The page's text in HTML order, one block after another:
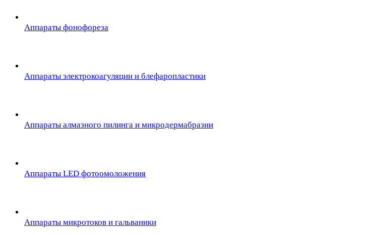
Аппараты фонофореза
Аппараты электрокоагуляции и блефаропластики
Аппараты алмазного пилинга и микродермабразии
Аппараты LED фотоомоложения
Аппараты микротоков и гальваники